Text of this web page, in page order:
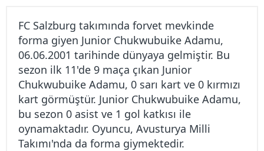
FC Salzburg takımında forvet mevkinde
forma giyen Junior Chukwubuike Adamu,
06.06.2001 tarihinde dünyaya gelmiştir. Bu
sezon ilk 11'de 9 maça çıkan Junior
Chukwubuike Adamu, 0 sarı kart ve 0 kırmızı
kart görmüştür. Junior Chukwubuike Adamu,
bu sezon 0 asist ve 1 gol katkısı ile
oynamaktadır. Oyuncu, Avusturya Milli
Takımı'nda da forma giymektedir.